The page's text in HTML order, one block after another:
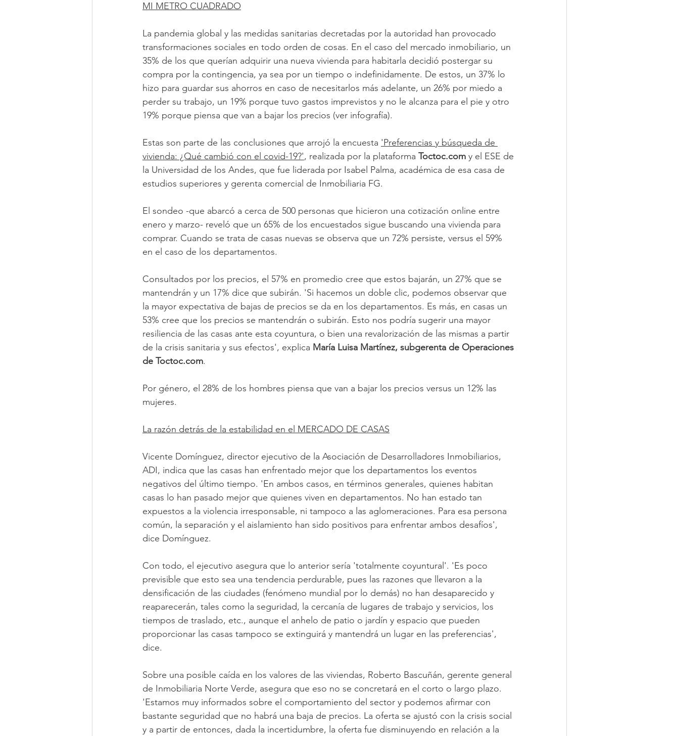
MI METRO CUADRADO
La pandemia global y las medidas sanitarias decretadas por la autoridad han provocado
transformaciones sociales en todo orden de cosas. En el caso del mercado inmobiliario, un
35% de los que querían adquirir una nueva vivienda para habitarla decidió postergar su
compra por la contingencia, ya sea por un tiempo o indefinidamente. De estos, un 37% lo
hizo para guardar sus ahorros en caso de necesitarlos más adelante, un 26% por miedo a
perder su trabajo, un 19% porque tuvo gastos imprevistos y no le alcanza para el pie y otro
19% porque piensa que van a bajar los precios (ver infografía).
Estas son parte de las conclusiones que arrojó la encuesta 'Preferencias y búsqueda de
vivienda: ¿Qué cambió con el covid-19?', realizada por la plataforma Toctoc.com y el ESE de
la Universidad de los Andes, que fue liderada por Isabel Palma, académica de esa casa de
estudios superiores y gerenta comercial de Inmobiliaria FG.
El sondeo -que abarcó a cerca de 500 personas que hicieron una cotización online entre
enero y marzo- reveló que un 65% de los encuestados sigue buscando una vivienda para
comprar. Cuando se trata de casas nuevas se observa que un 72% persiste, versus el 59%
en el caso de los departamentos.
Consultados por los precios, el 57% en promedio cree que estos bajarán, un 27% que se
mantendrán y un 17% dice que subirán. 'Si hacemos un doble clic, podemos observar que
la mayor expectativa de bajas de precios se da en los departamentos. Es más, en casas un
53% cree que los precios se mantendrán o subirán. Esto nos podría sugerir una mayor
resiliencia de las casas ante esta coyuntura, o bien una revalorización de las mismas a partir
de la crisis sanitaria y sus efectos', explica María Luisa Martínez, subgerenta de Operaciones
de Toctoc.com.
Por género, el 28% de los hombres piensa que van a bajar los precios versus un 12% las
mujeres.
La razón detrás de la estabilidad en el MERCADO DE CASAS
Vicente Domínguez, director ejecutivo de la Asociación de Desarrolladores Inmobiliarios,
ADI, indica que las casas han enfrentado mejor que los departamentos los eventos
negativos del último tiempo. 'En ambos casos, en términos generales, quienes habitan
casas lo han pasado mejor que quienes viven en departamentos. No han estado tan
expuestos a la violencia irresponsable, ni tampoco a las aglomeraciones. Para esa persona
común, la separación y el aislamiento han sido positivos para enfrentar ambos desafíos',
dice Domínguez.
Con todo, el ejecutivo asegura que lo anterior sería 'totalmente coyuntural'. 'Es poco
previsible que esto sea una tendencia perdurable, pues las razones que llevaron a la
densificación de las ciudades (fenómeno mundial por lo demás) no han desaparecido y
reaparecerán, tales como la seguridad, la cercanía de lugares de trabajo y servicios, los
tiempos de traslado, etc., aunque el anhelo de patio o jardín y espacio que pueden
proporcionar las casas tampoco se extinguirá y mantendrá un lugar en las preferencias',
dice.
Sobre una posible caída en los valores de las viviendas, Roberto Bascuñán, gerente general
de Inmobiliaria Norte Verde, asegura que eso no se concretará en el corto o largo plazo.
'Estamos muy informados sobre el comportamiento del sector y podemos afirmar con
bastante seguridad que no habrá una baja de precios. La oferta se ajustó con la crisis social
y a partir de entonces, dada la incertidumbre, la oferta fue disminuyendo en relación a la